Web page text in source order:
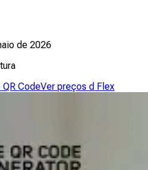
de 2026
CodeVer preços d Flex